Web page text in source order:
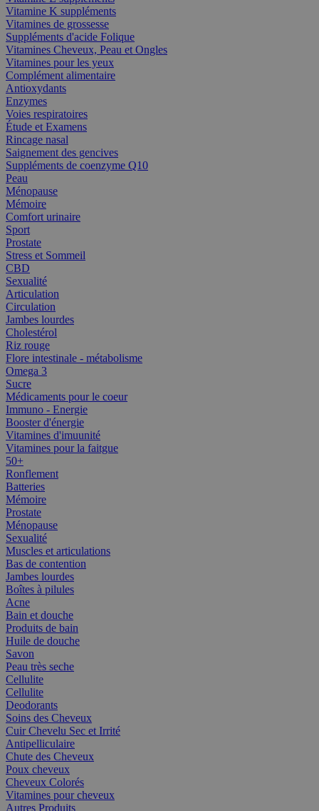
Vitamine K suppléments
Vitamines de grossesse
Suppléments d'acide Folique
Vitamines Cheveux, Peau et Ongles
Vitamines pour les yeux
Complément alimentaire
Antioxydants
Enzymes
Voies respiratoires
Étude et Examens
Rincage nasal
Saignement des gencives
Suppléments de coenzyme Q10
Peau
Ménopause
Mémoire
Comfort urinaire
Sport
Prostate
Stress et Sommeil
CBD
Sexualité
Articulation
Circulation
Jambes lourdes
Cholestérol
Riz rouge
Flore intestinale - métabolisme
Omega 3
Sucre
Médicaments pour le coeur
Immuno - Energie
Booster d'énergie
Vitamines d'imuunité
Vitamines pour la faitgue
50+
Ronflement
Batteries
Mémoire
Prostate
Ménopause
Sexualité
Muscles et articulations
Bas de contention
Jambes lourdes
Boîtes à pilules
Acne
Bain et douche
Produits de bain
Huile de douche
Savon
Peau très seche
Cellulite
Cellulite
Deodorants
Soins des Cheveux
Cuir Chevelu Sec et Irrité
Antipelliculaire
Chute des Cheveux
Poux cheveux
Cheveux Colorés
Vitamines pour cheveux
Autres Produits